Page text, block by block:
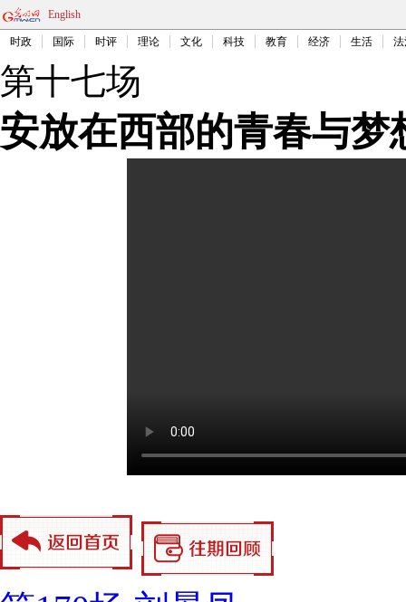
English
时政 国际 时评 理论 文化 科技 教育 经济 生活
第十七场
安放在西部的青春与梦